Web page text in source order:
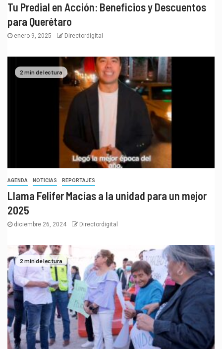
Tu Predial en Acción: Beneficios y Descuentos
para Querétaro
enero 9, 2025 Directordigital
2 min de lectura
AGENDA NOTICIAS REPORTAJES
Llama Felifer Macías a la unidad para un mejor
2025
diciembre 26, 2024 Directordigital
2 min de lectura